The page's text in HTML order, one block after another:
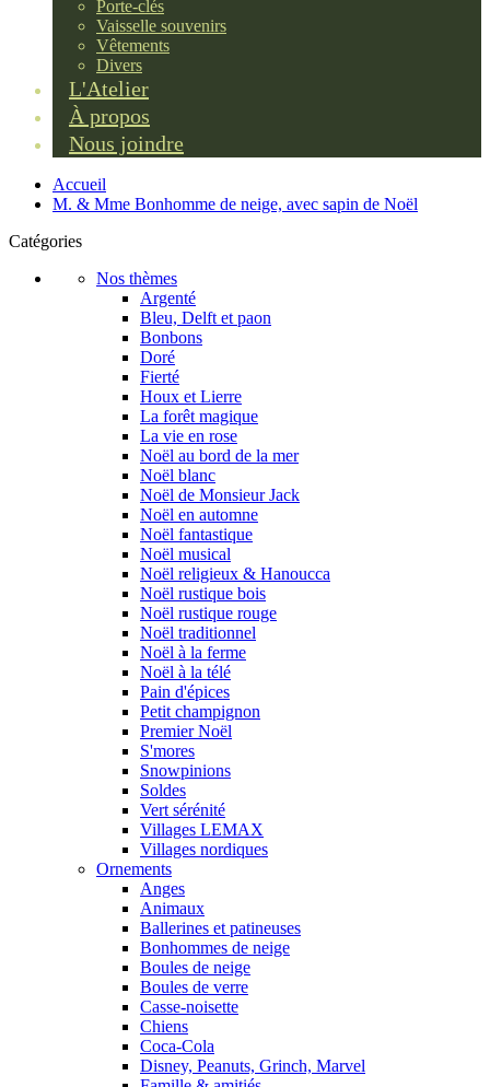
Porte-clés
Vaisselle souvenirs
Vêtements
Divers
L'Atelier
À propos
Nous joindre
Accueil
M. & Mme Bonhomme de neige, avec sapin de Noël
Catégories
Nos thèmes
Argenté
Bleu, Delft et paon
Bonbons
Doré
Fierté
Houx et Lierre
La forêt magique
La vie en rose
Noël au bord de la mer
Noël blanc
Noël de Monsieur Jack
Noël en automne
Noël fantastique
Noël musical
Noël religieux & Hanoucca
Noël rustique bois
Noël rustique rouge
Noël traditionnel
Noël à la ferme
Noël à la télé
Pain d'épices
Petit champignon
Premier Noël
S'mores
Snowpinions
Soldes
Vert sérénité
Villages LEMAX
Villages nordiques
Ornements
Anges
Animaux
Ballerines et patineuses
Bonhommes de neige
Boules de neige
Boules de verre
Casse-noisette
Chiens
Coca-Cola
Disney, Peanuts, Grinch, Marvel